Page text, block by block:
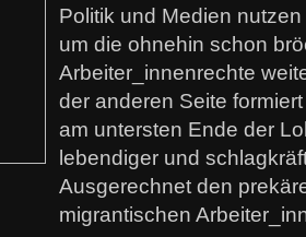
Politik und Medien
um die ohnehin schon
Arbeiter_innenrechte
der anderen Seite
am untersten Ende der
lebendiger und
Ausgerechnet den
migrantischen